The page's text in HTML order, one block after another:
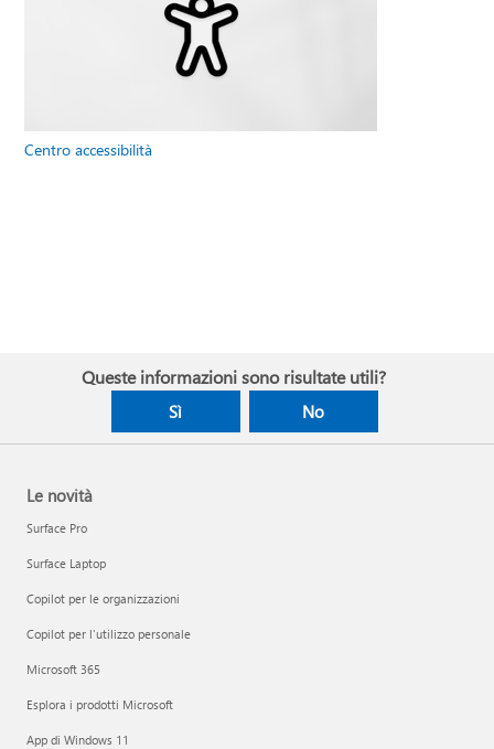
Centro accessibilità
Queste informazioni sono risultate utili?
Sì No
Le novità
Surface Pro
Surface Laptop
Copilot per le organizzazioni
Copilot per l'utilizzo personale
Microsoft 365
Esplora i prodotti Microsoft
App di Windows 11